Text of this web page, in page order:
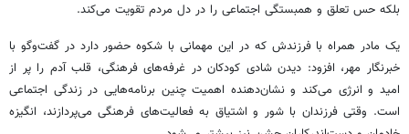
بلکه حس تعلق و همبستگی اجتماعی را در دل مردم تقویت می‌کند.
یک مادر همراه با فرزندش که در این مهمانی با شکوه حضور دارد در گفت‌وگو با
خبرنگار مهر، افزود: دیدن شادی کودکان در غرفه‌های فرهنگی، قلب آدم را پر از
امید و انرژی می‌کند و نشان‌دهنده اهمیت چنین برنامه‌هایی در زندگی اجتماعی
است. وقتی فرزندان با شور و اشتیاق به فعالیت‌های فرهنگی می‌پردازند، انگیزه